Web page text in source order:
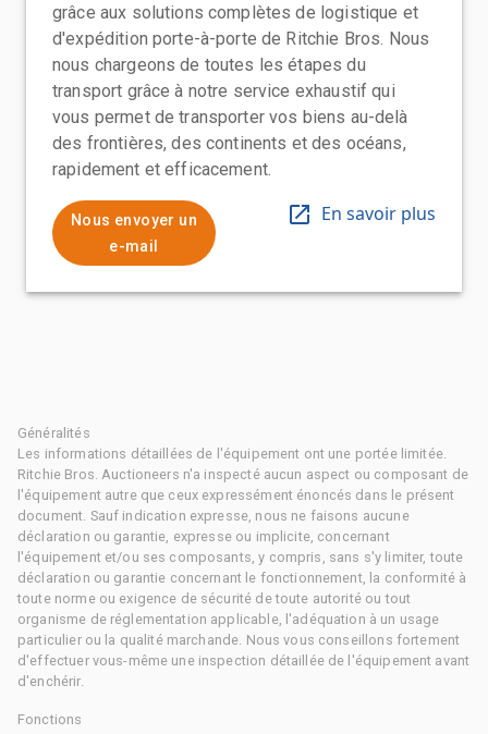
grâce aux solutions complètes de logistique et
d'expédition porte-à-porte de Ritchie Bros. Nous
nous chargeons de toutes les étapes du
transport grâce à notre service exhaustif qui
vous permet de transporter vos biens au-delà
des frontières, des continents et des océans,
rapidement et efficacement.
Nous envoyer un
e-mail
En savoir plus
Généralités
Les informations détaillées de l'équipement ont une portée limitée.
Ritchie Bros. Auctioneers n'a inspecté aucun aspect ou composant de
l'équipement autre que ceux expressément énoncés dans le présent
document. Sauf indication expresse, nous ne faisons aucune
déclaration ou garantie, expresse ou implicite, concernant
l'équipement et/ou ses composants, y compris, sans s'y limiter, toute
déclaration ou garantie concernant le fonctionnement, la conformité à
toute norme ou exigence de sécurité de toute autorité ou tout
organisme de réglementation applicable, l'adéquation à un usage
particulier ou la qualité marchande. Nous vous conseillons fortement
d'effectuer vous-même une inspection détaillée de l'équipement avant
d'enchérir.
Fonctions